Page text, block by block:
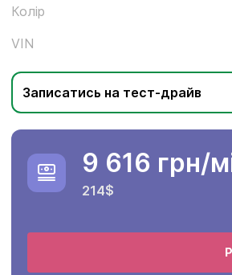
Колір
VIN
Записатись на тест-драйв
9 616 грн/
214$